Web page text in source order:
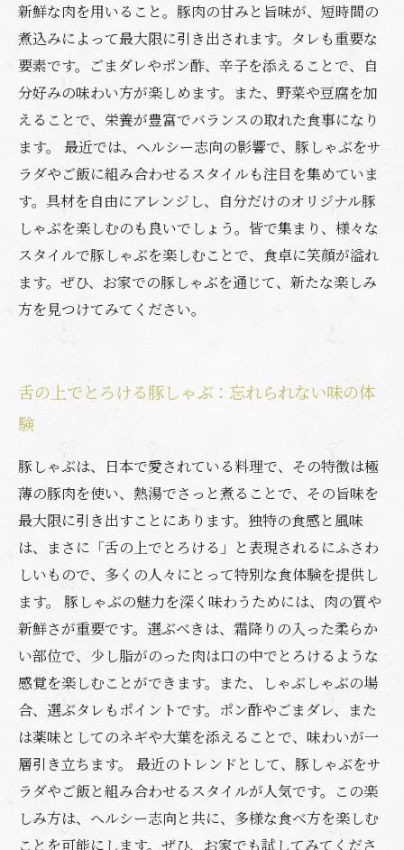
新鮮な肉を用いること。豚肉の甘みと旨味が、短時間の
煮込みによって最大限に引き出されます。タレも重要な
要素です。ごまダレやポン酢、辛子を添えることで、自
分好みの味わい方が楽しめます。また、野菜や豆腐を加
えることで、栄養が豊富でバランスの取れた食事になり
ます。 最近では、ヘルシー志向の影響で、豚しゃぶをサ
ラダやご飯に組み合わせるスタイルも注目を集めていま
す。具材を自由にアレンジし、自分だけのオリジナル豚
しゃぶを楽しむのも良いでしょう。皆で集まり、様々な
スタイルで豚しゃぶを楽しむことで、食卓に笑顔が溢れ
ます。ぜひ、お家での豚しゃぶを通じて、新たな楽しみ
方を見つけてみてください。
舌の上でとろける豚しゃぶ：忘れられない味の体
験
豚しゃぶは、日本で愛されている料理で、その特徴は極
薄の豚肉を使い、熱湯でさっと煮ることで、その旨味を
最大限に引き出すことにあります。独特の食感と風味
は、まさに「舌の上でとろける」と表現されるにふさわ
しいもので、多くの人々にとって特別な食体験を提供し
ます。 豚しゃぶの魅力を深く味わうためには、肉の質や
新鮮さが重要です。選ぶべきは、霜降りの入った柔らか
い部位で、少し脂がのった肉は口の中でとろけるような
感覚を楽しむことができます。また、しゃぶしゃぶの場
合、選ぶタレもポイントです。ポン酢やごまダレ、また
は薬味としてのネギや大葉を添えることで、味わいが一
層引き立ちます。 最近のトレンドとして、豚しゃぶをサ
ラダやご飯と組み合わせるスタイルが人気です。この楽
しみ方は、ヘルシー志向と共に、多様な食べ方を楽しむ
ことを可能にします。ぜひ、お家でも試してみてくださ